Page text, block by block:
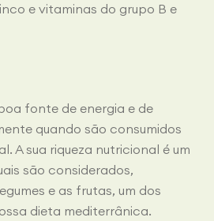
e vitaminas do grupo B e
fonte de energia e de
quando são consumidos
A sua riqueza nutricional é um
são considerados,
e as frutas, um dos
dieta mediterrânica.